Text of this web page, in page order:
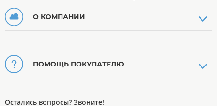
О КОМПАНИИ
ПОМОЩЬ ПОКУПАТЕЛЮ
Остались вопросы? Звоните!